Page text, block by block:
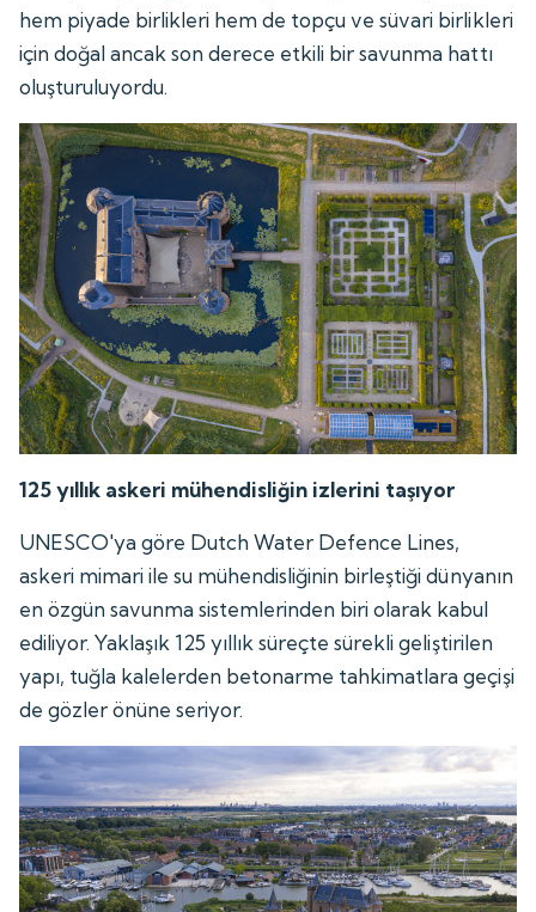
hem piyade birlikleri hem de topçu ve süvari birlikleri
için doğal ancak son derece etkili bir savunma hattı
oluşturuluyordu.
125 yıllık askeri mühendisliğin izlerini taşıyor
UNESCO'ya göre Dutch Water Defence Lines,
askeri mimari ile su mühendisliğinin birleştiği dünyanın
en özgün savunma sistemlerinden biri olarak kabul
ediliyor. Yaklaşık 125 yıllık süreçte sürekli geliştirilen
yapı, tuğla kalelerden betonarme tahkimatlara geçişi
de gözler önüne seriyor.